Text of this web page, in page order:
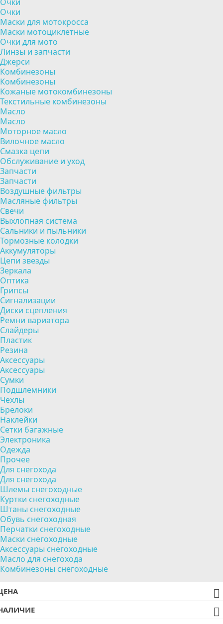
Очки
Маски для мотокросса
Маски мотоциклетные
Очки для мото
Линзы и запчасти
Джерси
Комбинезоны
Комбинезоны
Кожаные мотокомбинезоны
Текстильные комбинезоны
Масло
Масло
Моторное масло
Вилочное масло
Смазка цепи
Обслуживание и уход
Запчасти
Запчасти
Воздушные фильтры
Масляные фильтры
Свечи
Выхлопная система
Сальники и пыльники
Тормозные колодки
Аккумуляторы
Цепи звезды
Зеркала
Оптика
Грипсы
Сигнализации
Диски сцепления
Ремни вариатора
Слайдеры
Пластик
Резина
Аксессуары
Аксессуары
Сумки
Подшлемники
Чехлы
Брелоки
Наклейки
Сетки багажные
Электроника
Одежда
Прочее
Для снегохода
Для снегохода
Шлемы снегоходные
Куртки снегоходные
Штаны снегоходные
Обувь снегоходная
Перчатки снегоходные
Маски снегоходные
Аксессуары снегоходные
Масло для снегохода
Комбинезоны снегоходные

